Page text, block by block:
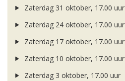
Zaterdag 31 oktober, 17.00 uur
Zaterdag 24 oktober, 17.00 uur
Zaterdag 17 oktober, 17.00 uur
Zaterdag 10 oktober, 17.00 uur
Zaterdag 3 oktober, 17.00 uur